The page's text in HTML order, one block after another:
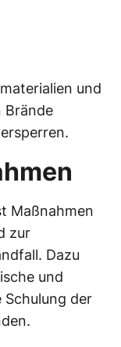
und
Brände
Maßnahmen
zur
Dazu
und
Schulung der